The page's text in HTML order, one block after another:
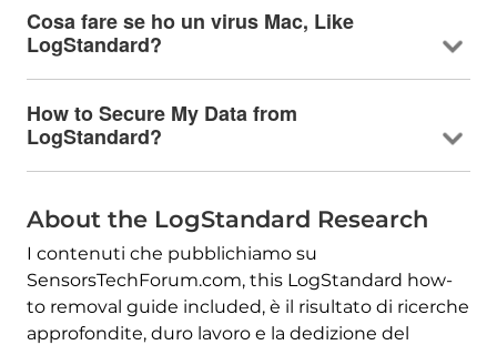
Cosa fare se ho un virus Mac, Like
LogStandard?
How to Secure My Data from
LogStandard?
About the LogStandard Research
I contenuti che pubblichiamo su
SensorsTechForum.com, this LogStandard how-
to removal guide included, è il risultato di ricerche
approfondite, duro lavoro e la dedizione del